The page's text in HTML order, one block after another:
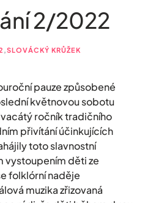
2/2022
,SLOVÁCKÝ KRŮŽEK
pauze způsobené
květnovou sobotu
ročník tradičního
přivítání účinkujících
toto slavnostní
vystoupením děti ze
folklórní naděje
muzika zřizovaná